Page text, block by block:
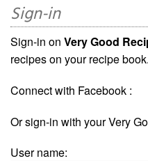
Sign-in
Sign-in on Very Good
recipes on your recipe book.
Connect with Facebook :
Or sign-in with your Very
User name: